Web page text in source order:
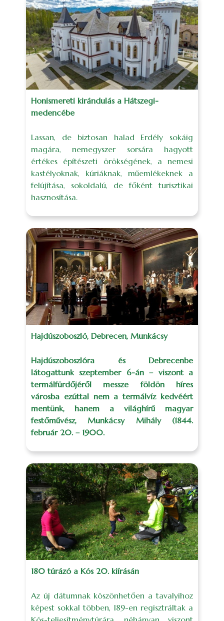
Honismereti kirándulás a Hátszegi-
medencébe
Lassan, de biztosan halad Erdély sokáig
magára, nemegyszer sorsára hagyott
értékes építészeti örökségének, a nemesi
kastélyoknak, kúriáknak, műemlékeknek a
felújítása, sokoldalú, de főként turisztikai
hasznosítása.
Hajdúszoboszló, Debrecen, Munkácsy
Hajdúszoboszlóra és Debrecenbe
látogattunk szeptember 6-án – viszont a
termálfürdőjéről messze földön híres
városba ezúttal nem a termálvíz kedvéért
mentünk, hanem a világhírű magyar
festőművész, Munkácsy Mihály (1844.
február 20. – 1900.
180 túrázó a Kós 20. kiírásán
Az új dátumnak köszönhetően a tavalyihoz
képest sokkal többen, 189-en regisztráltak a